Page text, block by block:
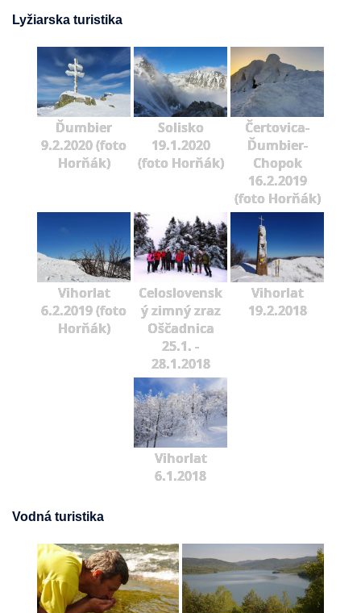
Lyžiarska turistika
Ďumbier
9.2.2020 (foto
Horňák)
Solisko
19.1.2020
(foto Horňák)
Čertovica-
Ďumbier-
Chopok
16.2.2019
(foto Horňák)
Vihorlat
6.2.2019 (foto
Horňák)
Celoslovensk
ý zimný zraz
Oščadnica
25.1. -
28.1.2018
Vihorlat
19.2.2018
Vihorlat
6.1.2018
Vodná turistika